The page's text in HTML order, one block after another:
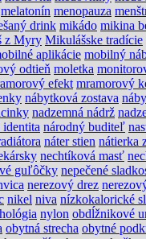
melatonín menopauza
drink mikádo mikina
z Myry Mikulášske tradície
aplikácie mobilný
odtieň moletka
efekt mramorový
nábytková zostava
nadzemná nádrž
identita národný buditeľ
náter stien nátierka
nechtíková masť
guľôčky nepečené
nerezový drez
nikel niva nízkokalorické
nylon obdĺžnikové
obytná strecha obytné